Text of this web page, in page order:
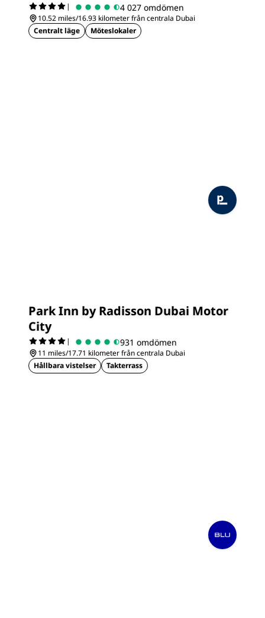
| 4 027 omdömen
10.52 miles/16.93 kilometer från centrala Dubai
Centralt läge
Möteslokaler
Park Inn by Radisson Dubai Motor
City
| 931 omdömen
11 miles/17.71 kilometer från centrala Dubai
Hållbara vistelser
Takterrass